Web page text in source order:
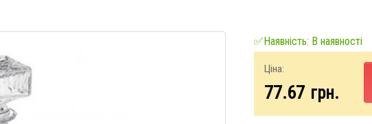
✅Наявність: В наявності
Ціна:
77.67 грн.